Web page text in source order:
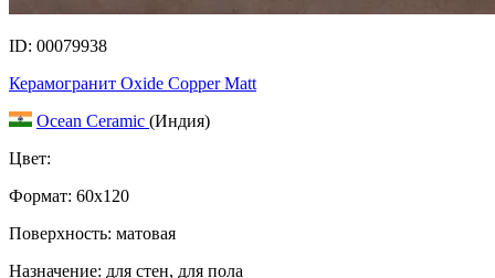
ID: 00079938
Керамогранит Oxide Copper Matt
Ocean Ceramic (Индия)
Цвет:
Формат: 60x120
Поверхность: матовая
Назначение: для стен, для пола